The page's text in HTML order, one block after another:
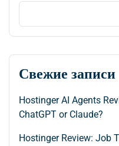
Свежие записи
Hostinger AI Agents
ChatGPT or Claude?
Hostinger Review: Job